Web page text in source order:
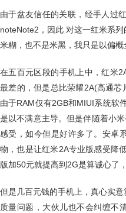
由于盆友信任的关联，经手人过
noteNote2，因此 对这一红米系
米糊，也不是米黑，我只是以偏概
在五百元区段的手机上中，红米
最差的，但是总比荣耀2A(高通芯
由于RAM仅有2GB和MIUI系统软
是以不满意主导。但是伴随着小
感受，如今但是好许多了。安卓
物，也是让红米2A专业版感受降
版加50元就提高到2G是算诚心了
但是几百元钱的手机上，真心实
质量问题，大伙儿也不会纠缠不